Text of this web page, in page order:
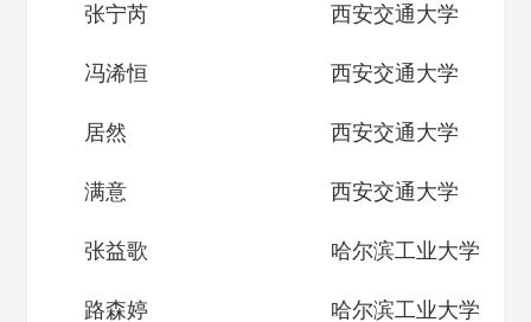
张宁芮 西安交通大学
冯浠恒 西安交通大学
居然 西安交通大学
满意 西安交通大学
张益歌 哈尔滨工业大学
路森婷 哈尔滨工业大学